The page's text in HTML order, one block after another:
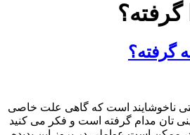
گرفته؟
ناخوشایند است که گاهی علت خاصی
تان مدام گرفته است و فکر می کنید